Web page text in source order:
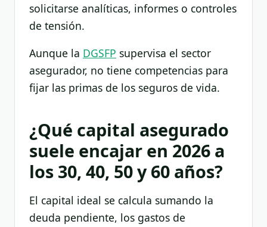
solicitarse analíticas, informes o controles
de tensión.
Aunque la DGSFP supervisa el sector
asegurador, no tiene competencias para
fijar las primas de los seguros de vida.
¿Qué capital asegurado
suele encajar en 2026 a
los 30, 40, 50 y 60 años?
El capital ideal se calcula sumando la
deuda pendiente, los gastos de